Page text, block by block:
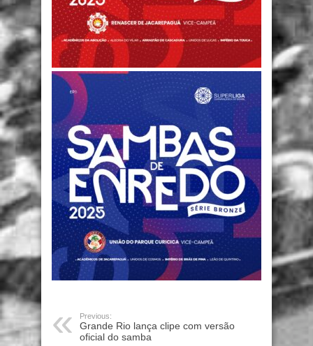
Previous:
Grande Rio lança clipe com versão
oficial do samba